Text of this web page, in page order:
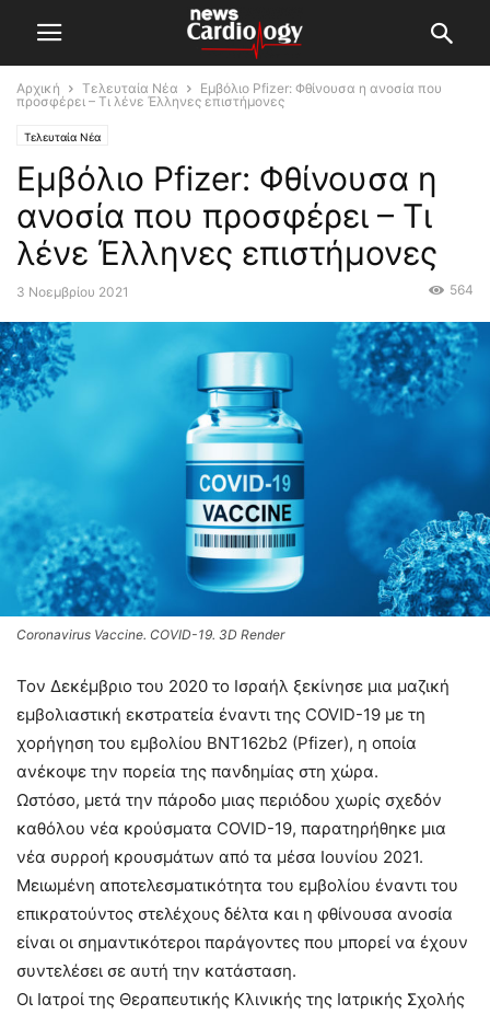
Αρχική Τελευταία Νέα
Εμβόλιο Pfizer: Φθίνουσα η ανοσία που
προσφέρει – Τι λένε Έλληνες επιστήμονες
Τελευταία Νέα
Εμβόλιο Pfizer: Φθίνουσα η
ανοσία που προσφέρει – Τι
λένε Έλληνες επιστήμονες
3 Νοεμβρίου 2021 564
Coronavirus Vaccine. COVID-19. 3D Render
Τον Δεκέμβριο του 2020 το Ισραήλ ξεκίνησε μια μαζική
εμβολιαστική εκστρατεία έναντι της COVID-19 με τη
χορήγηση του εμβολίου BNT162b2 (Pfizer), η οποία
ανέκοψε την πορεία της πανδημίας στη χώρα.
Ωστόσο, μετά την πάροδο μιας περιόδου χωρίς σχεδόν
καθόλου νέα κρούσματα COVID-19, παρατηρήθηκε μια
νέα συρροή κρουσμάτων από τα μέσα Ιουνίου 2021.
Μειωμένη αποτελεσματικότητα του εμβολίου έναντι του
επικρατούντος στελέχους δέλτα και η φθίνουσα ανοσία
είναι οι σημαντικότεροι παράγοντες που μπορεί να έχουν
συντελέσει σε αυτή την κατάσταση.
Οι Ιατροί της Θεραπευτικής Κλινικής της Ιατρικής Σχολής